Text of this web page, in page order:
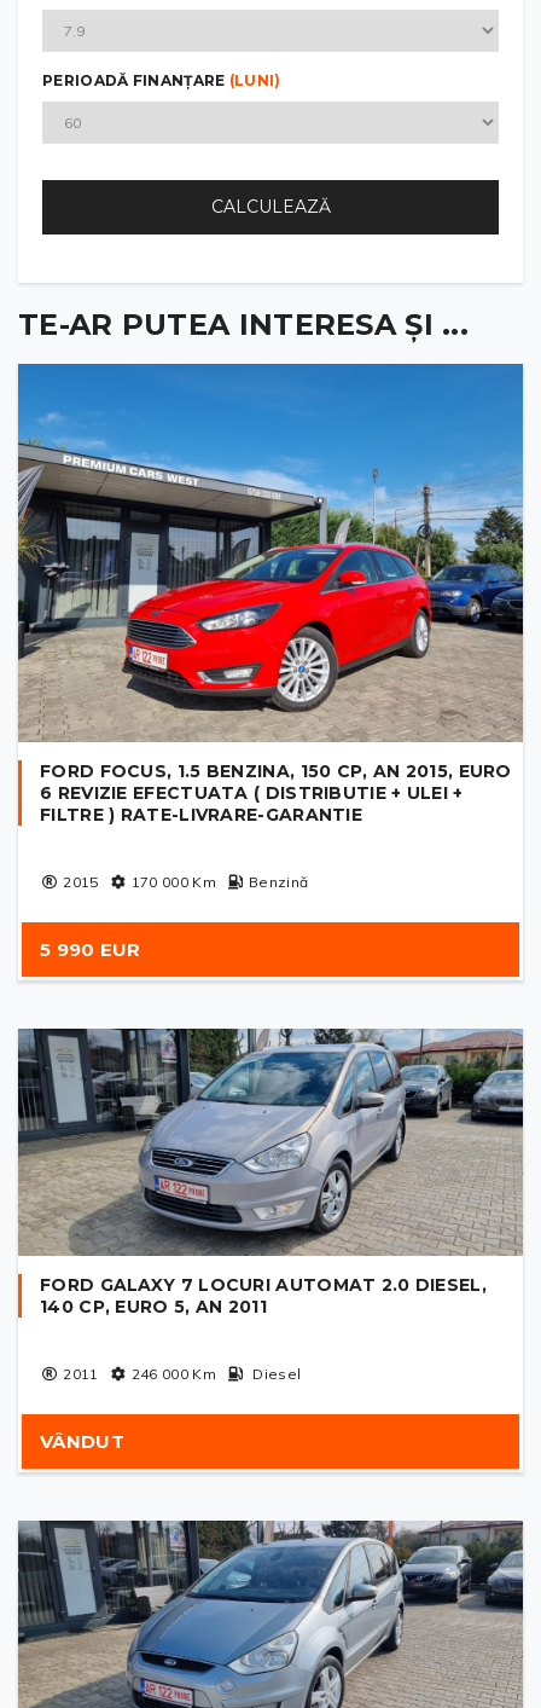
PERIOADĂ FINANȚARE (LUNI)
CALCULEAZĂ
TE-AR PUTEA INTERESA ȘI ...
FORD FOCUS, 1.5 BENZINA, 150 CP, AN 2015, EURO
6 REVIZIE EFECTUATA ( DISTRIBUTIE + ULEI +
FILTRE ) RATE-LIVRARE-GARANTIE
2015 170 000Km Benzină
5 990 EUR
FORD GALAXY 7 LOCURI AUTOMAT 2.0 DIESEL,
140 CP, EURO 5, AN 2011
2011 246 000Km Diesel
VÂNDUT